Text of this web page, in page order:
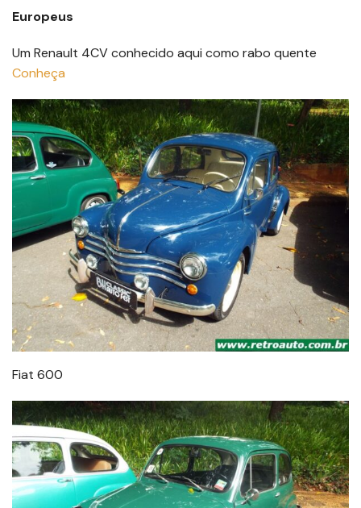
Europeus
Um Renault 4CV conhecido aqui como rabo quente
Conheça
Fiat 600